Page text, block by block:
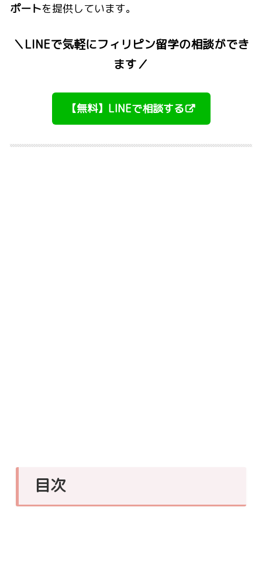
ポートを提供しています。
＼LINEで気軽にフィリピン留学の相談ができ
ます／
【無料】LINEで相談する
目次